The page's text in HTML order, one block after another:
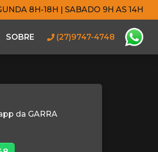
8H-18H | SABADO 9H AS 14H
SOBRE (27)9747-4748
da GARRA